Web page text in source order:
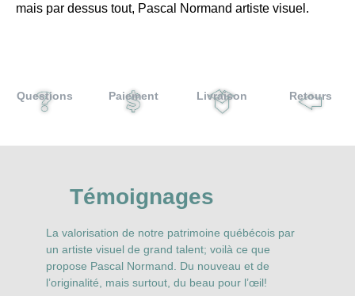
mais par dessus tout, Pascal Normand artiste visuel.
Questions Paiement Livraison Retours
Témoignages
La valorisation de notre patrimoine québécois par
un artiste visuel de grand talent; voilà ce que
propose Pascal Normand. Du nouveau et de
l’originalité, mais surtout, du beau pour l’œil!